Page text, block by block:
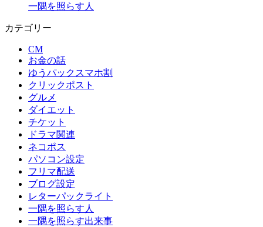
一隅を照らす人
カテゴリー
CM
お金の話
ゆうパックスマホ割
クリックポスト
グルメ
ダイエット
チケット
ドラマ関連
ネコポス
パソコン設定
フリマ配送
ブログ設定
レターパックライト
一隅を照らす人
一隅を照らす出来事